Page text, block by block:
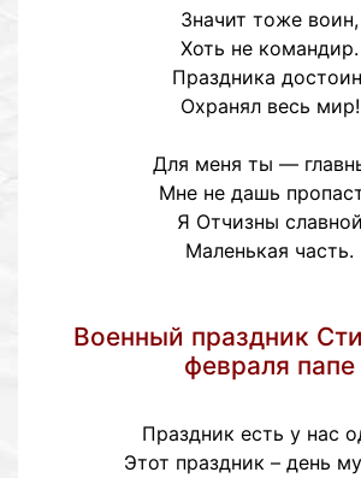
Значит тоже воин,
Хоть не командир.
Праздника
Охранял весь мир!
Для меня ты —
Мне не дашь
Я Отчизны славной
Маленькая часть.
Военный праздник
февраля папе
Праздник есть у нас
Этот праздник – день